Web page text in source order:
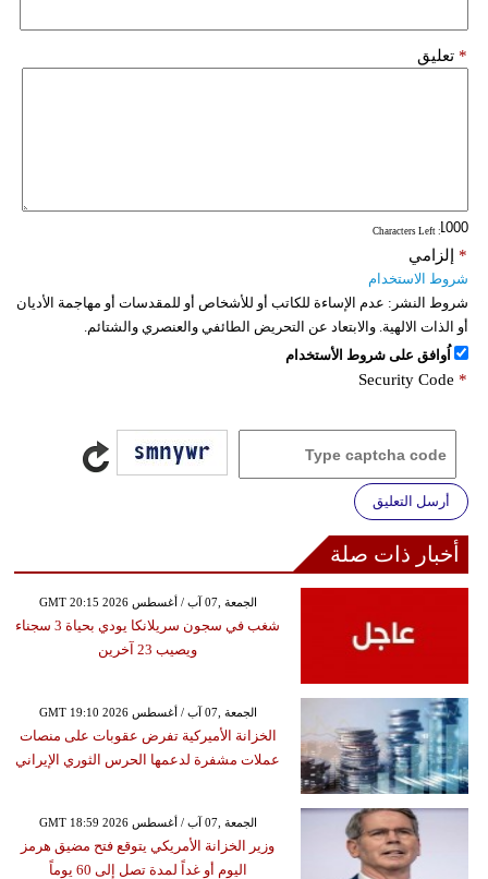
تعليق *
: Characters Left
إلزامي *
شروط الاستخدام
شروط النشر: عدم الإساءة للكاتب أو للأشخاص أو للمقدسات أو مهاجمة الأديان
أو الذات الالهية. والابتعاد عن التحريض الطائفي والعنصري والشتائم.
اُوافق على شروط الأستخدام
Security Code *
أرسل التعليق
أخبار ذات صلة
GMT 20:15 2026 الجمعة ,07 آب / أغسطس
شغب في سجون سريلانكا يودي بحياة 3 سجناء
ويصيب 23 آخرين
GMT 19:10 2026 الجمعة ,07 آب / أغسطس
الخزانة الأميركية تفرض عقوبات على منصات
عملات مشفرة لدعمها الحرس الثوري الإيراني
GMT 18:59 2026 الجمعة ,07 آب / أغسطس
وزير الخزانة الأمريكي يتوقع فتح مضيق هرمز
اليوم أو غداً لمدة تصل إلى 60 يوماً